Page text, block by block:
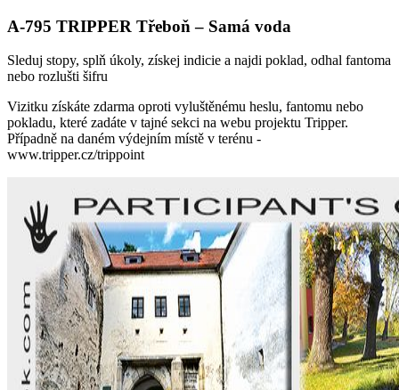
A-795 TRIPPER Třeboň – Samá voda
Sleduj stopy, splň úkoly, získej indicie a najdi poklad, odhal fantoma
nebo rozlušti šifru
Vizitku získáte zdarma oproti vyluštěnému heslu, fantomu nebo
pokladu, které zadáte v tajné sekci na webu projektu Tripper.
Případně na daném výdejním místě v terénu -
www.tripper.cz/trippoint